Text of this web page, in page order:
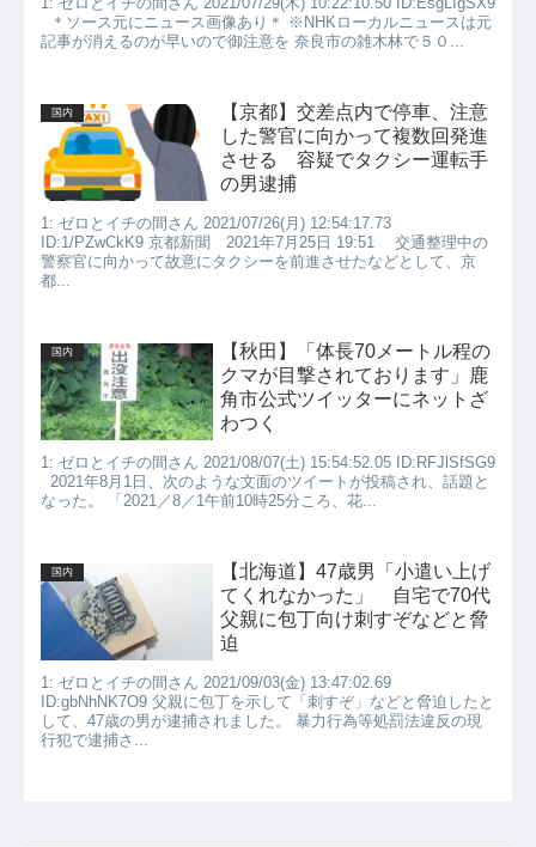
＊ソース元にニュース画像あり＊ ※NHKローカルニュースは元
記事が消えるのが早いので御注意を 奈良市の雑木林で５０...
国内
【京都】交差点内で停車、注意
した警官に向かって複数回発進
させる 容疑でタクシー運転手
の男逮捕
1: ゼロとイチの間さん 2021/07/26(月) 12:54:17.73
ID:1/PZwCkK9 京都新聞 2021年7月25日 19:51 交通整理中の
警察官に向かって故意にタクシーを前進させたなどとして、京
都...
国内
【秋田】「体長70メートル程の
クマが目撃されております」鹿
角市公式ツイッターにネットざ
わつく
1: ゼロとイチの間さん 2021/08/07(土) 15:54:52.05 ID:RFJlSfSG9
2021年8月1日、次のような文面のツイートが投稿され、話題と
なった。 「2021／8／1午前10時25分ころ、花...
国内
【北海道】47歳男「小遣い上げ
てくれなかった」 自宅で70代
父親に包丁向け刺すぞなどと脅
迫
1: ゼロとイチの間さん 2021/09/03(金) 13:47:02.69
ID:gbNhNK7O9 父親に包丁を示して「刺すぞ」などと脅迫したと
して、47歳の男が逮捕されました。 暴力行為等処罰法違反の現
行犯で逮捕さ...